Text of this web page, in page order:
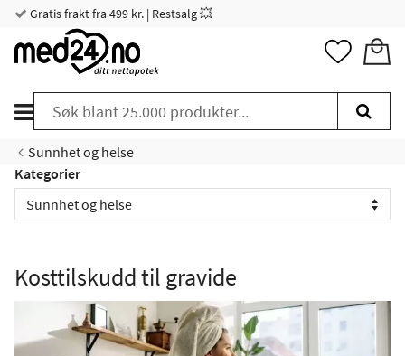
Gratis frakt fra 499 kr. | Restsalg 💥
Sunnhet og helse
Kategorier
Kosttilskudd til gravide